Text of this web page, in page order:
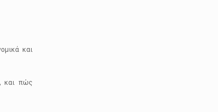
και
και πώς